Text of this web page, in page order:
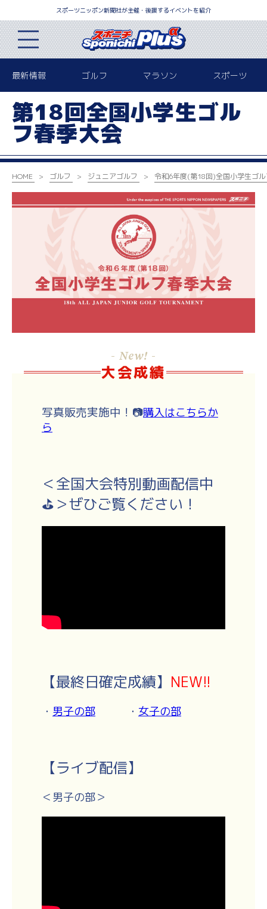
スポーツニッポン新聞社が主催・後援するイベントを紹介
最新情報 ゴルフ マラソン スポーツ
第18回全国小学生ゴル
フ春季大会
HOME ゴルフ ジュニアゴルフ 令和6年度(第18回)全国小学生ゴ
- New! -
大会成績
写真販売実施中！ 📷購入はこちらか
ら
＜全国大会特別動画配信中
⛳＞ぜひご覧ください！
【最終日確定成績】 NEW!!
・ 男子の部 ・ 女子の部
【ライブ配信】
＜男子の部＞